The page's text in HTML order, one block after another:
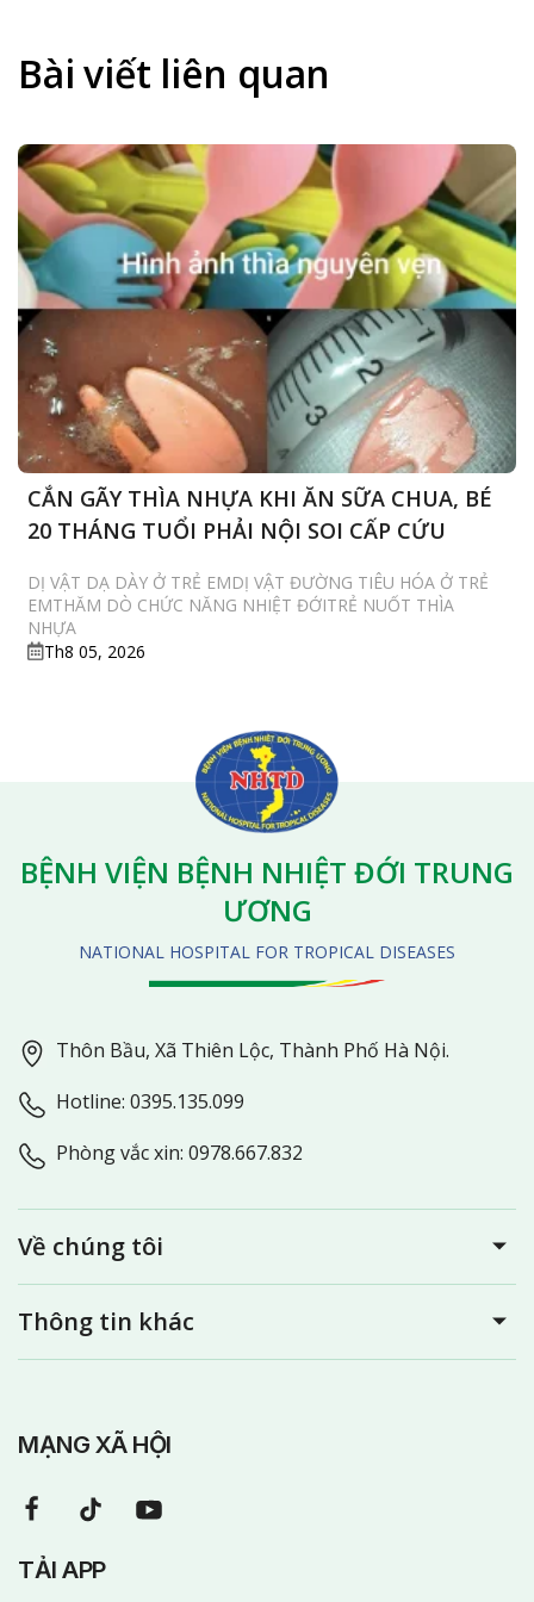
20
THÁNG
PHẢI
NỘI
SOI
CẤP
CỨU
Bài viết liên quan
CẮN GÃY THÌA NHỰA KHI ĂN SỮA CHUA, BÉ
20 THÁNG TUỔI PHẢI NỘI SOI CẤP CỨU
DỊ VẬT DẠ DÀY Ở TRẺ EMDỊ VẬT ĐƯỜNG TIÊU HÓA Ở TRẺ
EMTHĂM DÒ CHỨC NĂNG NHIỆT ĐỚITRẺ NUỐT THÌA
NHỰA
Th8 05, 2026
BỆNH VIỆN BỆNH NHIỆT ĐỚI TRUNG
ƯƠNG
NATIONAL HOSPITAL FOR TROPICAL DISEASES
Thôn Bầu, Xã Thiên Lộc, Thành Phố Hà Nội.
Hotline: 0395.135.099
Phòng vắc xin: 0978.667.832
Về chúng tôi
Thông tin khác
MẠNG XÃ HỘI
TẢI APP